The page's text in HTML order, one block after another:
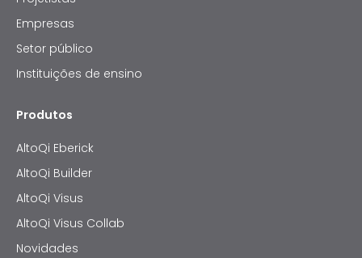
Empresas
Setor público
Instituições de ensino
Produtos
AltoQi Eberick
AltoQi Builder
AltoQi Visus
AltoQi Visus Collab
Novidades